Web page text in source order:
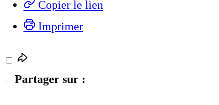
Copier le lien
Imprimer
Partager sur :